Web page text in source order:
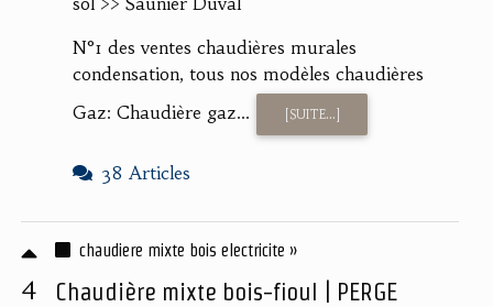
N°1 des ventes chaudières murales
condensation, tous nos modèles chaudières
Gaz: Chaudière gaz...
[SUITE...]
38 Articles
4
chaudiere mixte bois electricite »
Chaudière mixte bois-fioul | PERGE